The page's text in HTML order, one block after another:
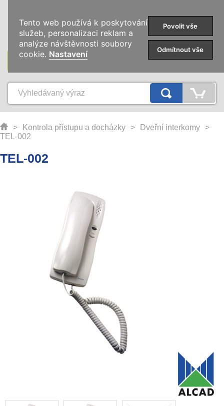
KATEGORIE
> Kontrola přístupu a docházky > Dveřní interkomy
>
TEL-002
TEL-002
Tento web používá k poskytování
služeb, personalizaci reklam a
analýze návštěvnosti soubory
cookie. Nastavení
Povolit vše
Odmítnout vše